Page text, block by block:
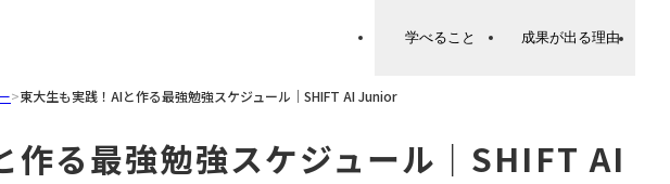
学べること 成果が出る理由
>東大生も実践！AIと作る最強勉強スケジュール｜SHIFT AI Junior
作る最強勉強スケジュール｜SHIFT AI